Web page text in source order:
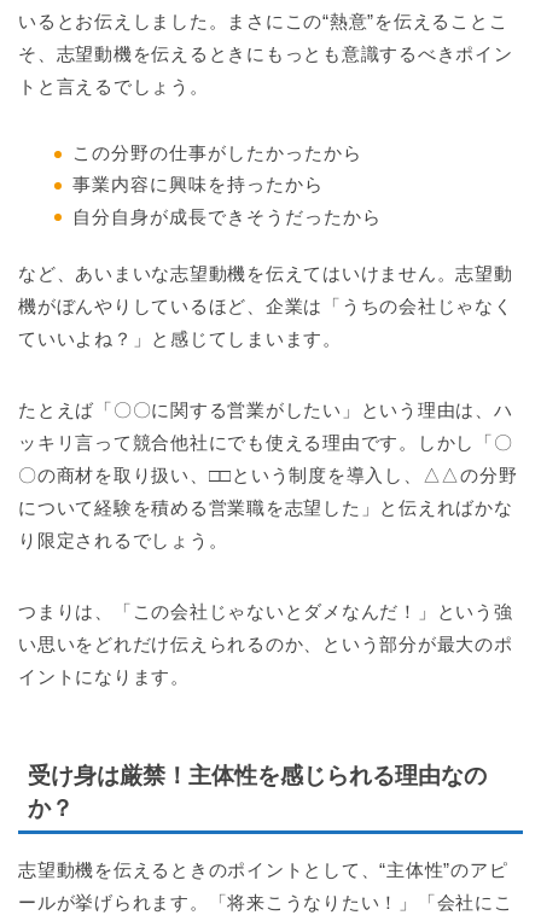
いるとお伝えしました。まさにこの“熱意”を伝えることこ
そ、志望動機を伝えるときにもっとも意識するべきポイン
トと言えるでしょう。
この分野の仕事がしたかったから
事業内容に興味を持ったから
自分自身が成長できそうだったから
など、あいまいな志望動機を伝えてはいけません。志望動
機がぼんやりしているほど、企業は「うちの会社じゃなく
ていいよね？」と感じてしまいます。
たとえば「〇〇に関する営業がしたい」という理由は、ハ
ッキリ言って競合他社にでも使える理由です。しかし「〇
〇の商材を取り扱い、□□という制度を導入し、△△の分野
について経験を積める営業職を志望した」と伝えればかな
り限定されるでしょう。
つまりは、「この会社じゃないとダメなんだ！」という強
い思いをどれだけ伝えられるのか、という部分が最大のポ
イントになります。
受け身は厳禁！主体性を感じられる理由なの
か？
志望動機を伝えるときのポイントとして、“主体性”のアピ
ールが挙げられます。「将来こうなりたい！」「会社にこ